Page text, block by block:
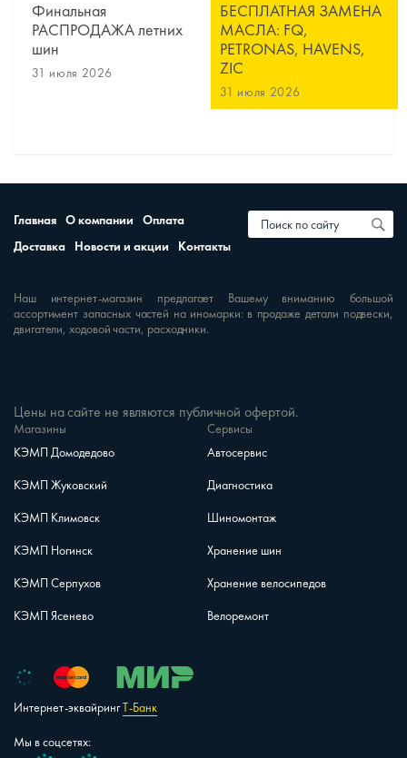
Финальная
РАСПРОДАЖА летних
шин
31 июля 2026
БЕСПЛАТНАЯ ЗАМЕНА
МАСЛА: FQ,
PETRONAS, HAVENS,
ZIC
31 июля 2026
Главная О компании
Оплата
Доставка
Новости и акции Контакты
Магазины
КЭМП Домодедово
КЭМП Жуковский
КЭМП Климовск
КЭМП Ногинск
КЭМП Серпухов
КЭМП Ясенево
Сервисы
Автосервис
Диагностика
Шиномонтаж
Хранение шин
Хранение велосипедов
Велоремонт
Наш интернет-магазин предлагает Вашему вниманию большой
ассортимент запасных частей на иномарки: в продаже детали подвески,
двигатели, ходовой части, расходники.
Интернет-эквайрингТ-Банк
Мы в соцсетях:
Цены на сайте не являются публичной офертой.